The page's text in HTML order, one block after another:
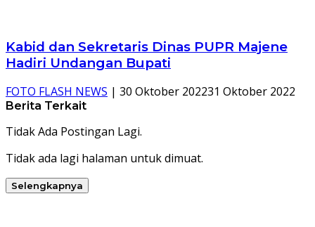
Kabid dan Sekretaris Dinas PUPR Majene
Hadiri Undangan Bupati
FOTO FLASH NEWS | 30 Oktober 202231 Oktober 2022
Berita Terkait
Tidak Ada Postingan Lagi.
Tidak ada lagi halaman untuk dimuat.
Selengkapnya